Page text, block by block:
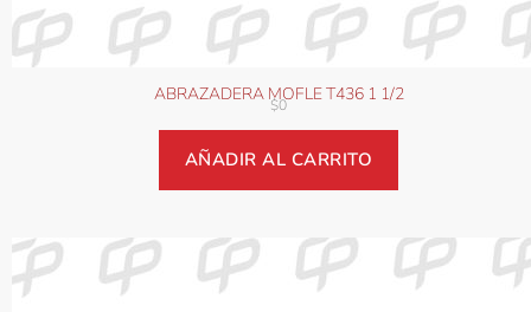
ABRAZADERA MOFLE T436 1 1/2
$0
AÑADIR AL CARRITO